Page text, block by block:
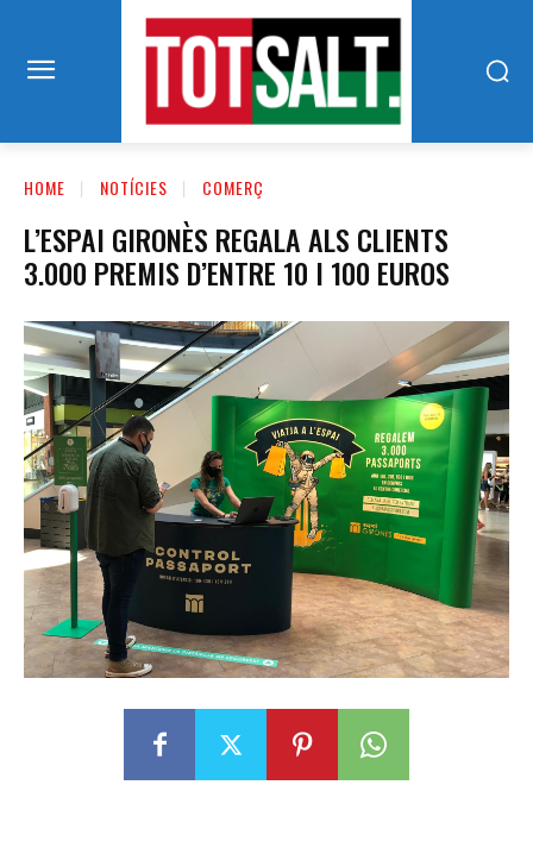
HOME NOTÍCIES COMERÇ
L’ESPAI GIRONÈS REGALA ALS CLIENTS
3.000 PREMIS D’ENTRE 10 I 100 EUROS